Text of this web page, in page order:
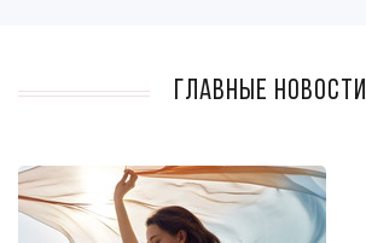
Главные новости